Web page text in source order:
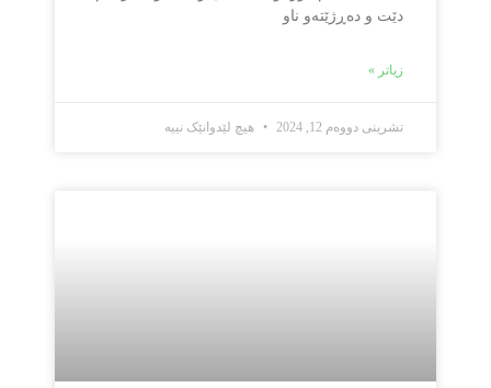
دێت و دەڕژێتەو ناو
زیاتر »
تشرینی دووەم 12, 2024 هیچ لێدوانێک نییە